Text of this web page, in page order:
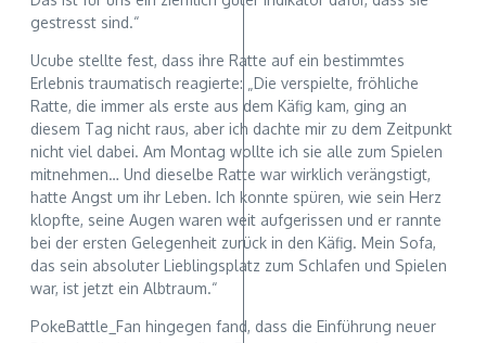
gestresst sind.“
Ucube stellte fest, dass ihre Ratte auf ein bestimmtes
Erlebnis traumatisch reagierte: „Die verspielte, fröhliche
Ratte, die immer als erste aus dem Käfig kam, ging an
diesem Tag nicht raus, aber ich dachte mir zu dem Zeitpunkt
nicht viel dabei. Am Montag wollte ich sie alle zum Spielen
mitnehmen… Und dieselbe Ratte war wirklich verängstigt,
hatte Angst um ihr Leben. Ich konnte spüren, wie sein Herz
klopfte, seine Augen waren weit aufgerissen und er rannte
bei der ersten Gelegenheit zurück in den Käfig. Mein Sofa,
das sein absoluter Lieblingsplatz zum Schlafen und Spielen
war, ist jetzt ein Albtraum.“
PokeBattle_Fan hingegen fand, dass die Einführung neuer